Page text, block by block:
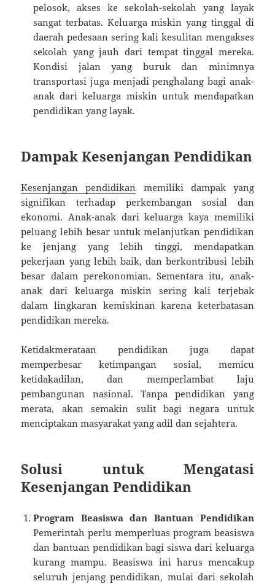
pelosok, akses ke sekolah-sekolah yang layak
sangat terbatas. Keluarga miskin yang tinggal di
daerah pedesaan sering kali kesulitan mengakses
sekolah yang jauh dari tempat tinggal mereka.
Kondisi jalan yang buruk dan minimnya
transportasi juga menjadi penghalang bagi anak-
anak dari keluarga miskin untuk mendapatkan
pendidikan yang layak.
Dampak Kesenjangan Pendidikan
Kesenjangan pendidikan
memiliki dampak yang
signifikan terhadap perkembangan sosial dan
ekonomi. Anak-anak dari keluarga kaya memiliki
peluang lebih besar untuk melanjutkan pendidikan
ke jenjang yang lebih tinggi, mendapatkan
pekerjaan yang lebih baik, dan berkontribusi lebih
besar dalam perekonomian. Sementara itu, anak-
anak dari keluarga miskin sering kali terjebak
dalam lingkaran kemiskinan karena keterbatasan
pendidikan mereka.
Ketidakmerataan pendidikan juga dapat
memperbesar ketimpangan sosial, memicu
ketidakadilan, dan memperlambat laju
pembangunan nasional. Tanpa pendidikan yang
merata, akan semakin sulit bagi negara untuk
menciptakan masyarakat yang adil dan sejahtera.
Solusi untuk Mengatasi
Kesenjangan Pendidikan
Program Beasiswa dan Bantuan Pendidikan
Pemerintah perlu memperluas program beasiswa
dan bantuan pendidikan bagi siswa dari keluarga
kurang mampu. Beasiswa ini harus mencakup
seluruh jenjang pendidikan, mulai dari sekolah